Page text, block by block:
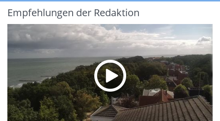
Empfehlungen der Redaktion